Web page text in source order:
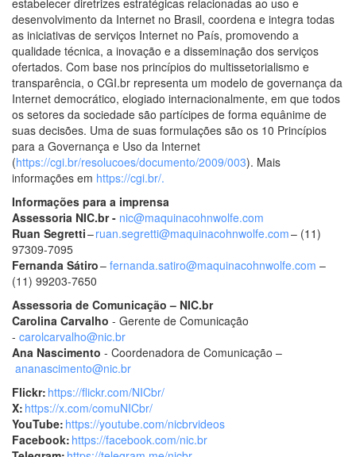
desenvolvimento da Internet no Brasil, coordena e integra todas
as iniciativas de serviços Internet no País, promovendo a
qualidade técnica, a inovação e a disseminação dos serviços
ofertados. Com base nos princípios do multissetorialismo e
transparência, o CGI.br representa um modelo de governança da
Internet democrático, elogiado internacionalmente, em que todos
os setores da sociedade são partícipes de forma equânime de
suas decisões. Uma de suas formulações são os 10 Princípios
para a Governança e Uso da Internet
(https://cgi.br/resolucoes/documento/2009/003). Mais
informações em https://cgi.br/.
Informações para a imprensa
Assessoria NIC.br - nic@maquinacohnwolfe.com
Ruan Segretti–ruan.segretti@maquinacohnwolfe.com– (11)
97309-7095
Fernanda Sátiro– fernanda.satiro@maquinacohnwolfe.com –
(11) 99203-7650
Assessoria de Comunicação – NIC.br
Carolina Carvalho - Gerente de Comunicação
- carolcarvalho@nic.br
Ana Nascimento - Coordenadora de Comunicação –
ananascimento@nic.br
Flickr: https://flickr.com/NICbr/
X: https://x.com/comuNICbr/
YouTube: https://youtube.com/nicbrvideos
Facebook: https://facebook.com/nic.br